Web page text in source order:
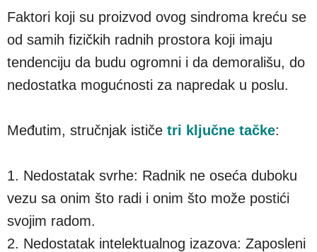
Faktori koji su proizvod ovog sindroma kreću se
od samih fizičkih radnih prostora koji imaju
tendenciju da budu ogromni i da demorališu, do
nedostatka mogućnosti za napredak u poslu.
Međutim, stručnjak ističe tri ključne tačke:
1. Nedostatak svrhe: Radnik ne oseća duboku
vezu sa onim što radi i onim što može postići
svojim radom.
2. Nedostatak intelektualnog izazova: Zaposleni